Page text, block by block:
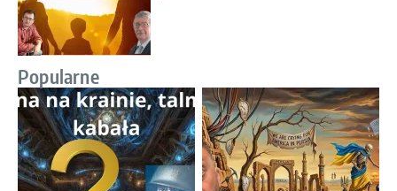
Popularne